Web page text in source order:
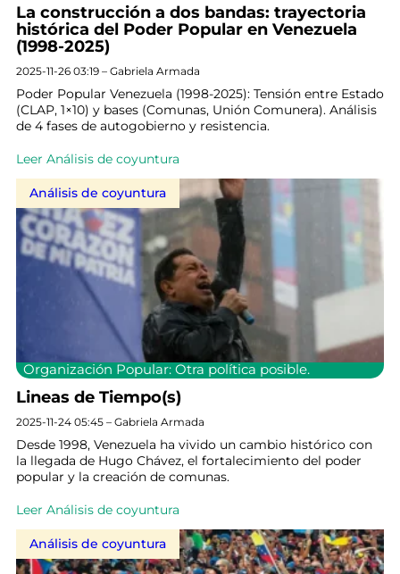
La construcción a dos bandas: trayectoria
histórica del Poder Popular en Venezuela
(1998-2025)
2025-11-26 03:19 – Gabriela Armada
Poder Popular Venezuela (1998-2025): Tensión entre Estado
(CLAP, 1×10) y bases (Comunas, Unión Comunera). Análisis
de 4 fases de autogobierno y resistencia.
Leer Análisis de coyuntura
Análisis de coyuntura
Organización Popular: Otra política posible.
Lineas de Tiempo(s)
2025-11-24 05:45 – Gabriela Armada
Desde 1998, Venezuela ha vivido un cambio histórico con
la llegada de Hugo Chávez, el fortalecimiento del poder
popular y la creación de comunas.
Leer Análisis de coyuntura
Análisis de coyuntura